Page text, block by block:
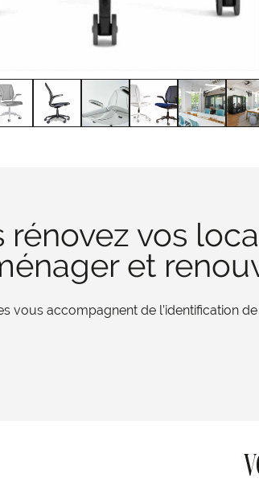
rénovez vos
et
vous accompagnent de l’identification